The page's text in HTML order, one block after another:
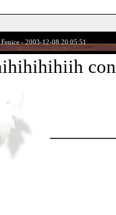
- 2003-12-08 20:05:51